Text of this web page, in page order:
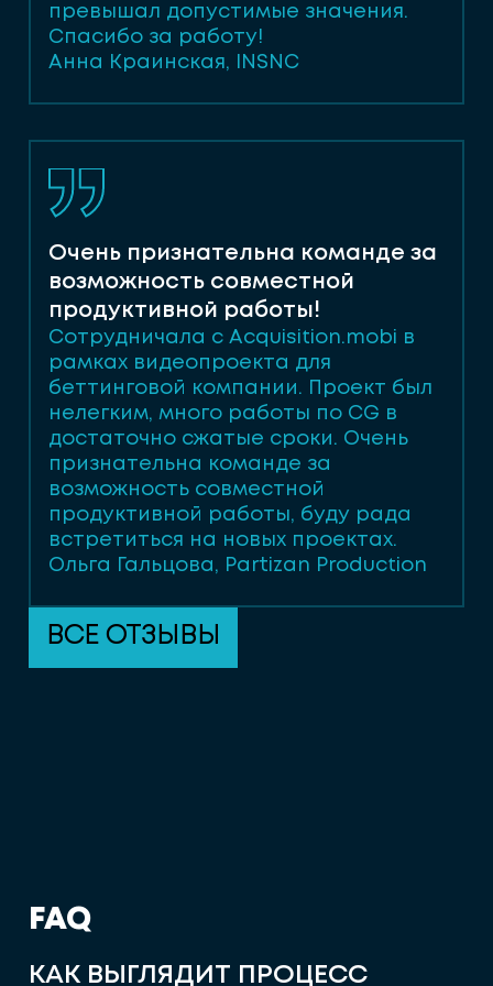
превышал допустимые значения.
Спасибо за работу!
Анна Краинская, INSNC
Очень признательна команде за
возможность совместной
продуктивной работы!
Сотрудничала с Acquisition.mobi в
рамках видеопроекта для
беттинговой компании. Проект был
нелегким, много работы по CG в
достаточно сжатые сроки. Очень
признательна команде за
возможность совместной
продуктивной работы, буду рада
встретиться на новых проектах.
Ольга Гальцова, Partizan Production
ВСЕ ОТЗЫВЫ
FAQ
КАК ВЫГЛЯДИТ ПРОЦЕСС